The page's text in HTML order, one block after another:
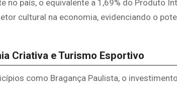
no país, o equivalente a 1,69% do Produto
cultural na economia, evidenciando o
Criativa e Turismo Esportivo
como Bragança Paulista, o